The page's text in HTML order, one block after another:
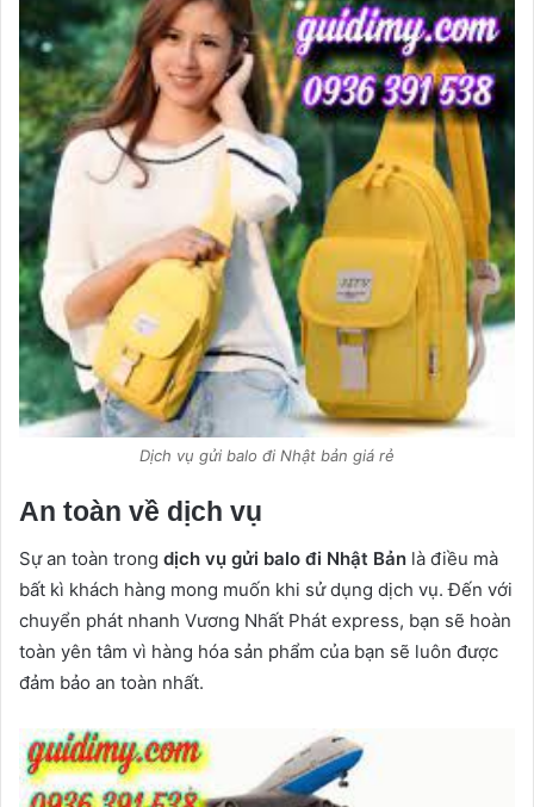
Dịch vụ gửi balo đi Nhật bản giá rẻ
An toàn về dịch vụ
Sự an toàn trong dịch vụ gửi balo đi Nhật Bản là điều mà
bất kì khách hàng mong muốn khi sử dụng dịch vụ. Đến với
chuyển phát nhanh Vương Nhất Phát express, bạn sẽ hoàn
toàn yên tâm vì hàng hóa sản phẩm của bạn sẽ luôn được
đảm bảo an toàn nhất.